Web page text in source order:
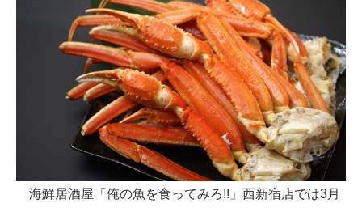
海鮮居酒屋「俺の魚を食ってみろ!!」西新宿店では3月